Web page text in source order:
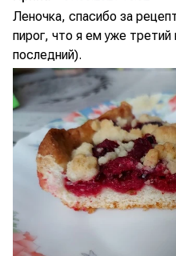
Леночка, спасибо за
пирог, что я ем уже третий
последний).